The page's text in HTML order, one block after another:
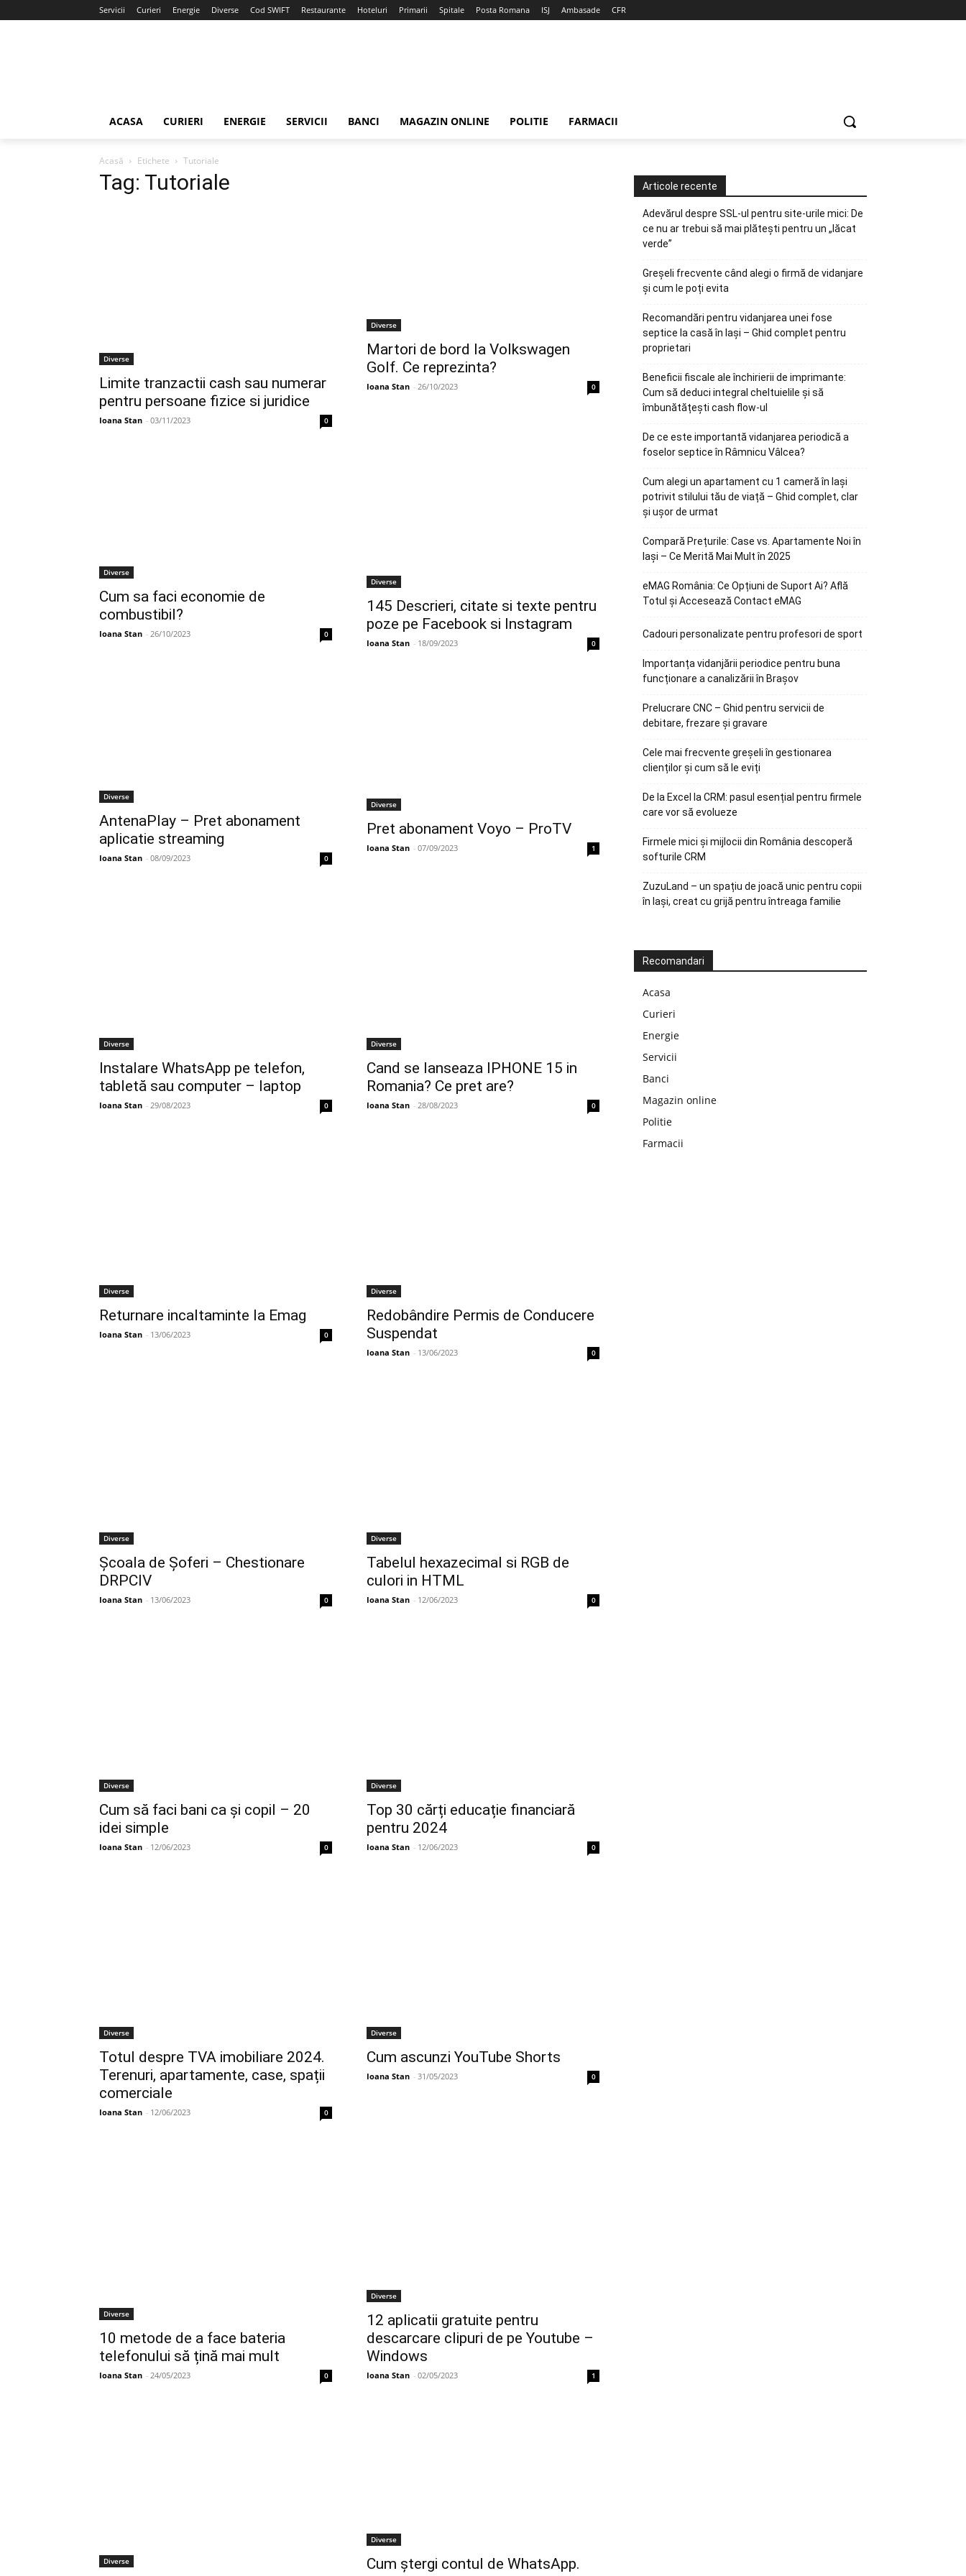
Servicii Curieri Energie Diverse Cod SWIFT Restaurante Hoteluri Primarii Spitale Posta Romana ISJ Ambasade CFR
ACASA CURIERI ENERGIE SERVICII BANCI MAGAZIN ONLINE POLITIE FARMACII
Acasă Etichete Tutoriale
Tag: Tutoriale
Diverse
Limite tranzactii cash sau numerar
pentru persoane fizice si juridice
Ioana Stan - 03/11/2023 0
Diverse
Martori de bord la Volkswagen
Golf. Ce reprezinta?
Ioana Stan - 26/10/2023 0
Diverse
Cum sa faci economie de
combustibil?
Ioana Stan - 26/10/2023 0
Diverse
145 Descrieri, citate si texte pentru
poze pe Facebook si Instagram
Ioana Stan - 18/09/2023 0
Diverse
AntenaPlay – Pret abonament
aplicatie streaming
Ioana Stan - 08/09/2023 0
Diverse
Pret abonament Voyo – ProTV
Ioana Stan - 07/09/2023 1
Diverse
Instalare WhatsApp pe telefon,
tabletă sau computer – laptop
Ioana Stan - 29/08/2023 0
Diverse
Cand se lanseaza IPHONE 15 in
Romania? Ce pret are?
Ioana Stan - 28/08/2023 0
Diverse
Returnare incaltaminte la Emag
Ioana Stan - 13/06/2023 0
Diverse
Redobândire Permis de Conducere
Suspendat
Ioana Stan - 13/06/2023 0
Diverse
Școala de Șoferi – Chestionare
DRPCIV
Ioana Stan - 13/06/2023 0
Diverse
Tabelul hexazecimal si RGB de
culori in HTML
Ioana Stan - 12/06/2023 0
Diverse
Cum să faci bani ca și copil – 20
idei simple
Ioana Stan - 12/06/2023 0
Diverse
Top 30 cărți educație financiară
pentru 2024
Ioana Stan - 12/06/2023 0
Diverse
Totul despre TVA imobiliare 2024.
Terenuri, apartamente, case, spații
comerciale
Ioana Stan - 12/06/2023 0
Diverse
Cum ascunzi YouTube Shorts
Ioana Stan - 31/05/2023 0
Diverse
10 metode de a face bateria
telefonului să țină mai mult
Ioana Stan - 24/05/2023 0
Diverse
12 aplicatii gratuite pentru
descarcare clipuri de pe Youtube –
Windows
Ioana Stan - 02/05/2023 1
Diverse
Diverse
Cum ștergi contul de WhatsApp.
Articole recente
Adevărul despre SSL-ul pentru site-urile mici: De
ce nu ar trebui să mai plătești pentru un „lăcat
verde”
Greșeli frecvente când alegi o firmă de vidanjare
și cum le poți evita
Recomandări pentru vidanjarea unei fose
septice la casă în Iași – Ghid complet pentru
proprietari
Beneficii fiscale ale închirierii de imprimante:
Cum să deduci integral cheltuielile și să
îmbunătățești cash flow-ul
De ce este importantă vidanjarea periodică a
foselor septice în Râmnicu Vâlcea?
Cum alegi un apartament cu 1 cameră în Iași
potrivit stilului tău de viață – Ghid complet, clar
și ușor de urmat
Compară Prețurile: Case vs. Apartamente Noi în
Iași – Ce Merită Mai Mult în 2025
eMAG România: Ce Opțiuni de Suport Ai? Află
Totul și Accesează Contact eMAG
Cadouri personalizate pentru profesori de sport
Importanța vidanjării periodice pentru buna
funcționare a canalizării în Brașov
Prelucrare CNC – Ghid pentru servicii de
debitare, frezare și gravare
Cele mai frecvente greșeli în gestionarea
clienților și cum să le eviți
De la Excel la CRM: pasul esențial pentru firmele
care vor să evolueze
Firmele mici și mijlocii din România descoperă
softurile CRM
ZuzuLand – un spațiu de joacă unic pentru copii
în Iași, creat cu grijă pentru întreaga familie
Recomandari
Acasa
Curieri
Energie
Servicii
Banci
Magazin online
Politie
Farmacii